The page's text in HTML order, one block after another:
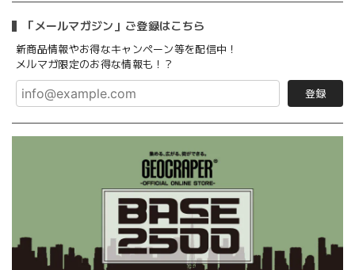
「メールマガジン」ご登録はこちら
新商品情報やお得なキャンペーン等を配信中！
メルマガ限定のお得な情報も！？
登録